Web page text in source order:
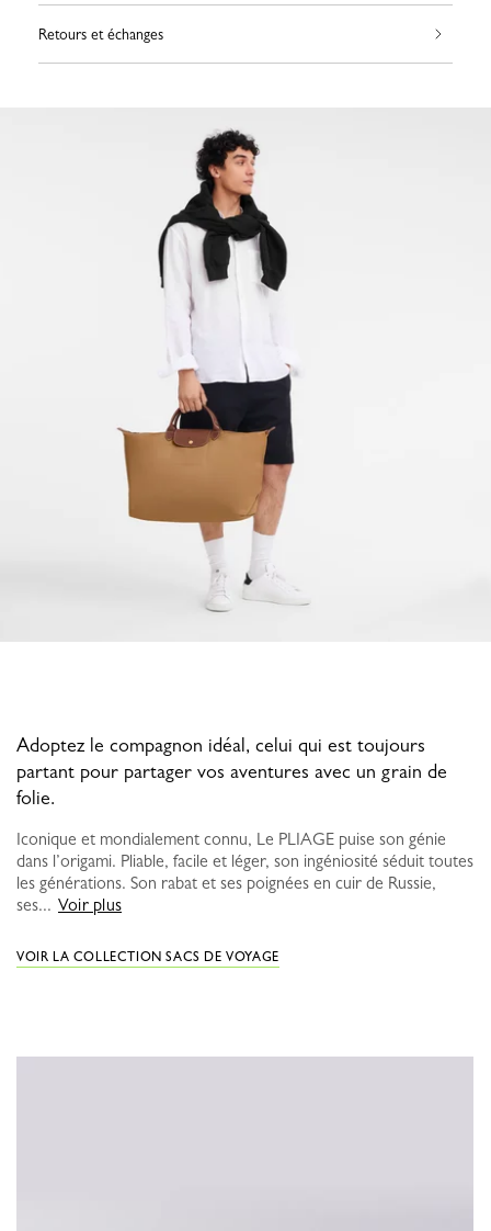
Retours et échanges
Adoptez le compagnon idéal, celui qui est toujours
partant pour partager vos aventures avec un grain de
folie.
Iconique et mondialement connu, Le PLIAGE puise son génie
dans l’origami. Pliable, facile et léger, son ingéniosité séduit toutes
les générations. Son rabat et ses poignées en cuir de Russie,
ses... Voir plus
VOIR LA COLLECTION SACS DE VOYAGE